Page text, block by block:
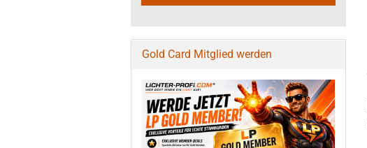
Gold Card Mitglied werden